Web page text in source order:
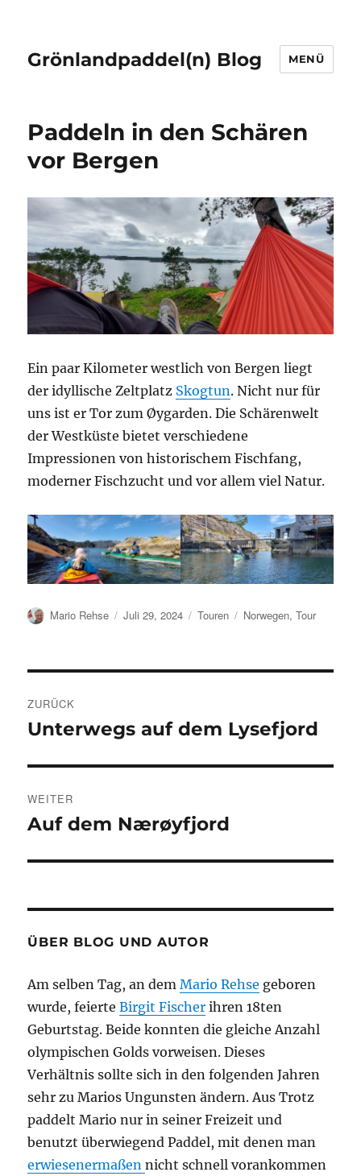
Grönlandpaddel(n) Blog MENÜ
Paddeln in den Schären
vor Bergen
Ein paar Kilometer westlich von Bergen liegt
der idyllische Zeltplatz Skogtun. Nicht nur für
uns ist er Tor zum Øygarden. Die Schärenwelt
der Westküste bietet verschiedene
Impressionen von historischem Fischfang,
moderner Fischzucht und vor allem viel Natur.
Autor
Mario Rehse
Veröffentlicht
Juli 29, 2024 Kategorien
Touren Schlagwörter
Norwegen,Tour
ZURÜCK
Vorheriger
Unterwegs auf dem Lysefjord
WEITER
Nächster
Auf dem Nærøyfjord
ÜBER BLOG UND AUTOR
Am selben Tag, an demMario Rehse geboren
wurde, feierteBirgit Fischer ihren 18ten
Geburtstag. Beide konnten die gleiche Anzahl
olympischen Golds vorweisen. Dieses
Verhältnis sollte sich in den folgenden Jahren
sehr zu Marios Ungunsten ändern. Aus Trotz
paddelt Mario nur in seiner Freizeit und
benutzt überwiegend Paddel, mit denen man
erwiesenermaßennicht schnell vorankommen